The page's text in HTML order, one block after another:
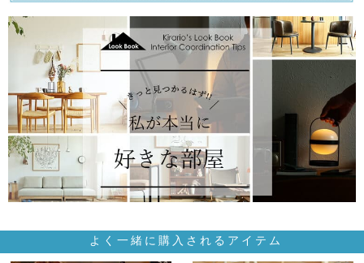
よく一緒に購入されるアイテム